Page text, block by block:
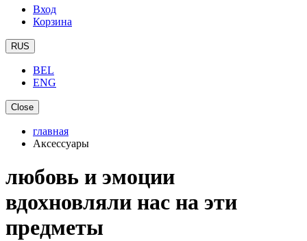
Вход
Корзина
RUS
BEL
ENG
Close
главная
Аксессуары
любовь и эмоции
вдохновляли нас на эти
предметы